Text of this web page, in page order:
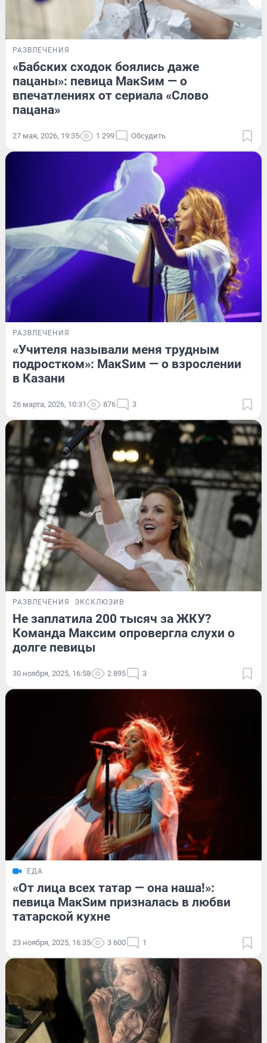
РАЗВЛЕЧЕНИЯ
«Бабских сходок боялись даже
пацаны»: певица МакSим — о
впечатлениях от сериала «Слово
пацана»
27 мая, 2026, 19:35 1 299 Обсудить
РАЗВЛЕЧЕНИЯ
«Учителя называли меня трудным
подростком»: МакSим — о взрослении
в Казани
26 марта, 2026, 10:31 876 3
РАЗВЛЕЧЕНИЯ ЭКСКЛЮЗИВ
Не заплатила 200 тысяч за ЖКУ?
Команда Максим опровергла слухи о
долге певицы
30 ноября, 2025, 16:58 2 895 3
ЕДА
«От лица всех татар — она наша!»:
певица МакSим призналась в любви
татарской кухне
23 ноября, 2025, 16:35 3 600 1